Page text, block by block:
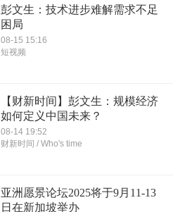
彭文生：技术进步难解需求不足
困局
08-15 15:16
短视频
【财新时间】彭文生：规模经济
如何定义中国未来？
08-14 19:52
财新时间 / Who's time
亚洲愿景论坛2025将于9月11-13
日在新加坡举办